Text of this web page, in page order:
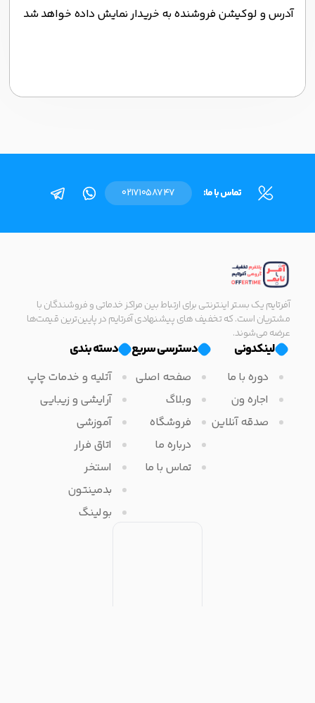
آدرس و لوکیشن فروشنده به خریدار نمایش داده خواهد شد
تماس با ما: 02171058747
آفرتایم یک بستر اینترنتی برای ارتباط بین مراکز خدماتی و فروشندگان با
مشتریان است. که تخفیف های پیشنهادی آفرتایم در پایین‌ترین قیمت‌ها
عرضه می‌شوند.
لینکدونی
دوره با ما
اجاره ون
صدقه آنلاین
دسترسی سریع
صفحه اصلی
وبلاگ
فروشگاه
درباره ما
تماس با ما
دسته بندی
آتلیه و خدمات چاپ
آرایشی و زیبایی
آموزشی
اتاق فرار
استخر
بدمینتون
بولینگ